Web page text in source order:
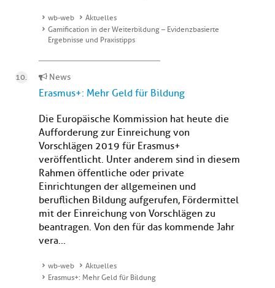
wb-web
Aktuelles
Gamification in der Weiterbildung – Evidenzbasierte
Ergebnisse und Praxistipps
News
Erasmus+: Mehr Geld für Bildung
Die Europäische Kommission hat heute die
Aufforderung zur Einreichung von
Vorschlägen 2019 für Erasmus+
veröffentlicht. Unter anderem sind in diesem
Rahmen öffentliche oder private
Einrichtungen der allgemeinen und
beruflichen Bildung aufgerufen, Fördermittel
mit der Einreichung von Vorschlägen zu
beantragen. Von den für das kommende Jahr
vera...
wb-web
Aktuelles
Erasmus+: Mehr Geld für Bildung